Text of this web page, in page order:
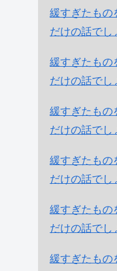
緩すぎたもの
だけの話でし
緩すぎたもの
だけの話でし
緩すぎたもの
だけの話でし
緩すぎたもの
だけの話でし
緩すぎたもの
だけの話でし
緩すぎたもの